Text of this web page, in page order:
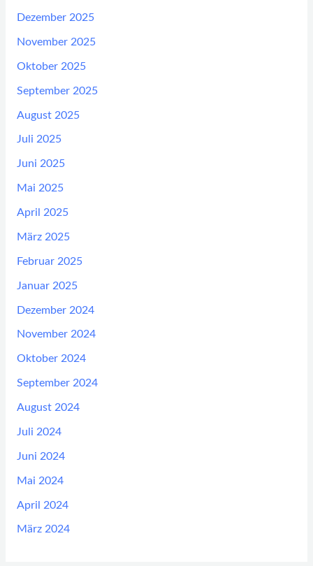
Dezember 2025
November 2025
Oktober 2025
September 2025
August 2025
Juli 2025
Juni 2025
Mai 2025
April 2025
März 2025
Februar 2025
Januar 2025
Dezember 2024
November 2024
Oktober 2024
September 2024
August 2024
Juli 2024
Juni 2024
Mai 2024
April 2024
März 2024